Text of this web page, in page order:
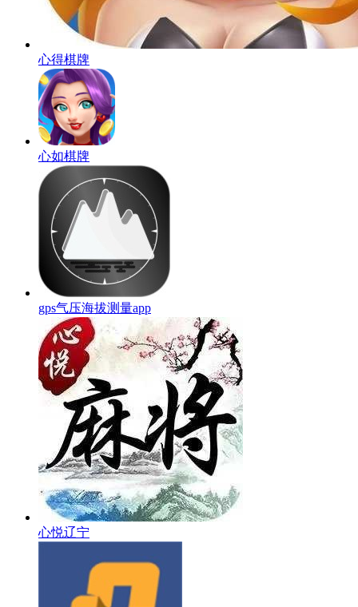
心得棋牌
心如棋牌
gps气压海拔测量app
心悦辽宁